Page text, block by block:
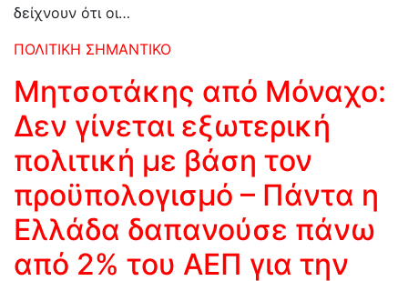
δείχνουν ότι οι…
ΠΟΛΙΤΙΚΗ ΣΗΜΑΝΤΙΚΟ
Μητσοτάκης από Μόναχο:
Δεν γίνεται εξωτερική
πολιτική με βάση τον
προϋπολογισμό – Πάντα η
Ελλάδα δαπανούσε πάνω
από 2% του ΑΕΠ για την